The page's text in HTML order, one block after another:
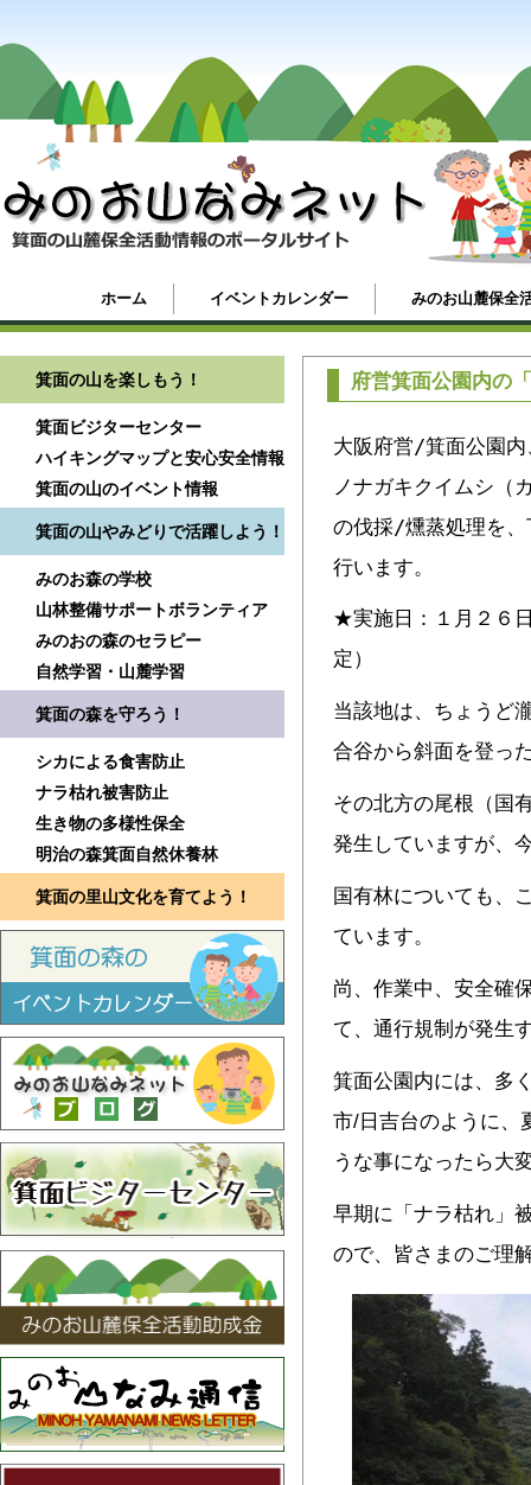
ホーム イベントカレンダー みのお山麓保全
箕面の山を楽しもう！
箕面ビジターセンター
ハイキングマップと安心安全情報
箕面の山のイベント情報
箕面の山やみどりで活躍しよう！
みのお森の学校
山林整備サポートボランティア
みのおの森のセラピー
自然学習・山麓学習
箕面の森を守ろう！
シカによる食害防止
ナラ枯れ被害防止
生き物の多様性保全
明治の森箕面自然休養林
箕面の里山文化を育てよう！
府営箕面公園内の
大阪府営/箕面公園
ノナガキクイムシ（
の伐採/燻蒸処理を、
行います。
★実施日：１月２６
定）
当該地は、ちょうど
合谷から斜面を登っ
その北方の尾根（国
発生していますが、
国有林についても、
ています。
尚、作業中、安全確
て、通行規制が発生
箕面公園内には、多
市/日吉台のように、
うな事になったら大
早期に「ナラ枯れ」
ので、皆さまのご理